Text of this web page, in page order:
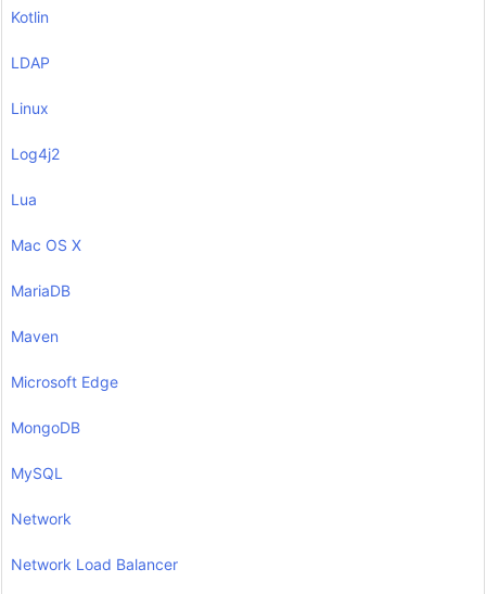
Kotlin
LDAP
Linux
Log4j2
Lua
Mac OS X
MariaDB
Maven
Microsoft Edge
MongoDB
MySQL
Network
Network Load Balancer